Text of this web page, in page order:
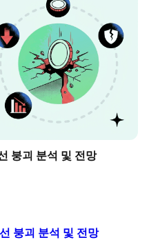
붕괴 분석 및 전망
붕괴 분석 및 전망